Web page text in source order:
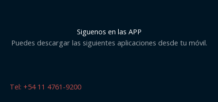
Siguenos en las APP
Puedes descargar las siguientes aplicaciones desde tu móvil.
Tel: +54 11 4761-9200